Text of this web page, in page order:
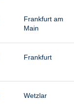
Frankfurt am
Main
Frankfurt
Wetzlar